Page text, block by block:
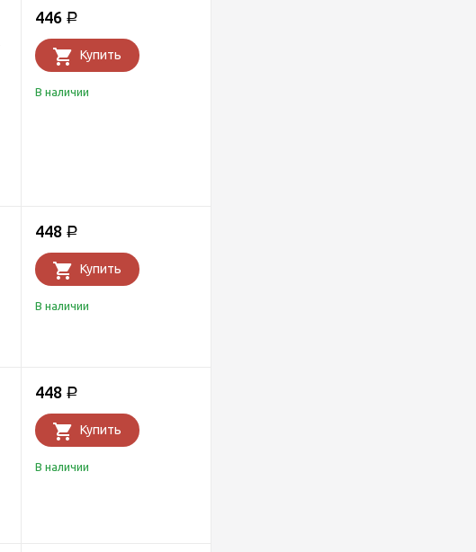
446 Р
Купить
В наличии
448 Р
Купить
В наличии
448 Р
Купить
В наличии